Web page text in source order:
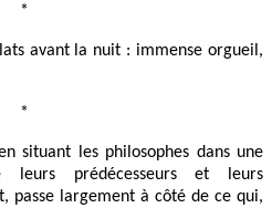
*
avant la nuit : immense orgueil,
*
situant les philosophes dans une
leurs prédécesseurs et leurs
passe largement à côté de ce qui,